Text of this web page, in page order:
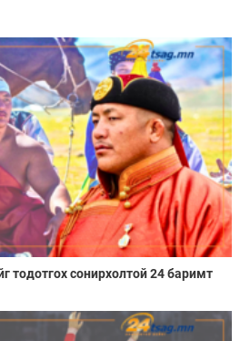
тодотгох сонирхолтой 24 баримт